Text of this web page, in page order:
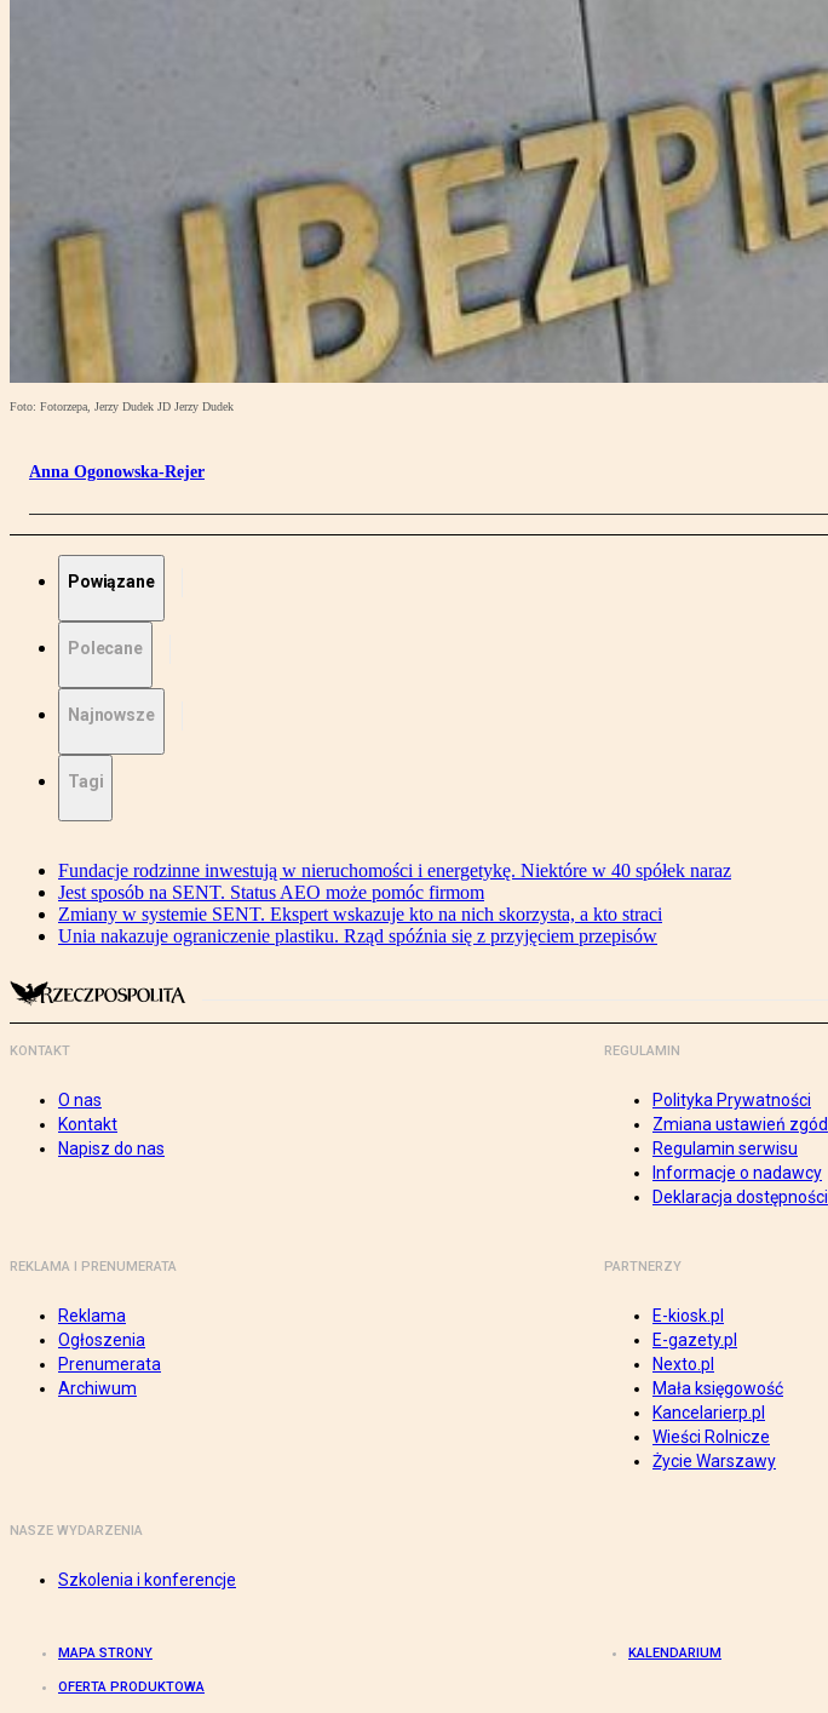
Foto: Fotorzepa, Jerzy Dudek JD Jerzy Dudek
Anna Ogonowska-Rejer
Powiązane
Polecane
Najnowsze
Tagi
Fundacje rodzinne inwestują w nieruchomości i energetykę. Niektóre w 40 spółek naraz
Jest sposób na SENT. Status AEO może pomóc firmom
Zmiany w systemie SENT. Ekspert wskazuje kto na nich skorzysta, a kto straci
Unia nakazuje ograniczenie plastiku. Rząd spóźnia się z przyjęciem przepisów
KONTAKT
O nas
Kontakt
Napisz do nas
REGULAMIN
Polityka Prywatności
Zmiana ustawień zgód
Regulamin serwisu
Informacje o nadawcy
Deklaracja dostępności
REKLAMA I PRENUMERATA
Reklama
Ogłoszenia
Prenumerata
Archiwum
PARTNERZY
E-kiosk.pl
E-gazety.pl
Nexto.pl
Mała księgowość
Kancelarierp.pl
Wieści Rolnicze
Życie Warszawy
NASZE WYDARZENIA
Szkolenia i konferencje
MAPA STRONY KALENDARIUM
OFERTA PRODUKTOWA